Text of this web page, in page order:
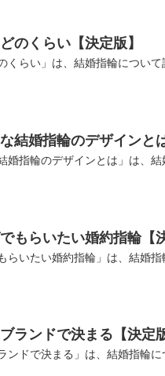
のくらい【決定版】
くらい」は、結婚指輪につい
結婚指輪のデザインと
婚指輪のデザインとは」は、
もらいたい婚約指輪【
らいたい婚約指輪」は、結婚
ランドで決まる【決定版
ンドで決まる」は、結婚指輪